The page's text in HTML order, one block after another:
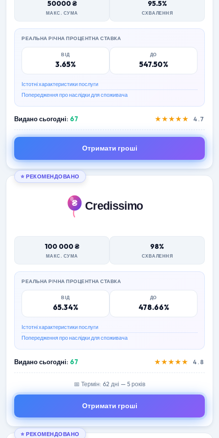
50000 ₴
МАКС. СУМА
95.5%
СХВАЛЕННЯ
РЕАЛЬНА РІЧНА ПРОЦЕНТНА СТАВКА
ВІД
3.65%
ДО
547.50%
Істотні характеристики послуги
Попередження про наслідки для споживача
Видано сьогодні: 67 ★★★★★ 4.7
Отримати гроші
⭐ РЕКОМЕНДОВАНО
100 000 ₴
МАКС. СУМА
98%
СХВАЛЕННЯ
РЕАЛЬНА РІЧНА ПРОЦЕНТНА СТАВКА
ВІД
65.34%
ДО
478.66%
Істотні характеристики послуги
Попередження про наслідки для споживача
Видано сьогодні: 67 ★★★★★ 4.8
📅 Термін: 62 дні — 5 років
Отримати гроші
⭐ РЕКОМЕНДОВАНО